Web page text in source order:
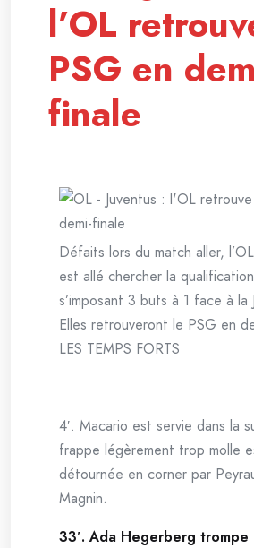
l’OL
PSG en
finale
Défaits lors du match aller,
est allé chercher la
s’imposant 3 buts à 1 face à la
Elles retrouveront le PSG en
LES TEMPS FORTS
4′. Macario est servie dans la
frappe légèrement trop molle
détournée en corner par
Magnin.
33′. Ada Hegerberg trompe